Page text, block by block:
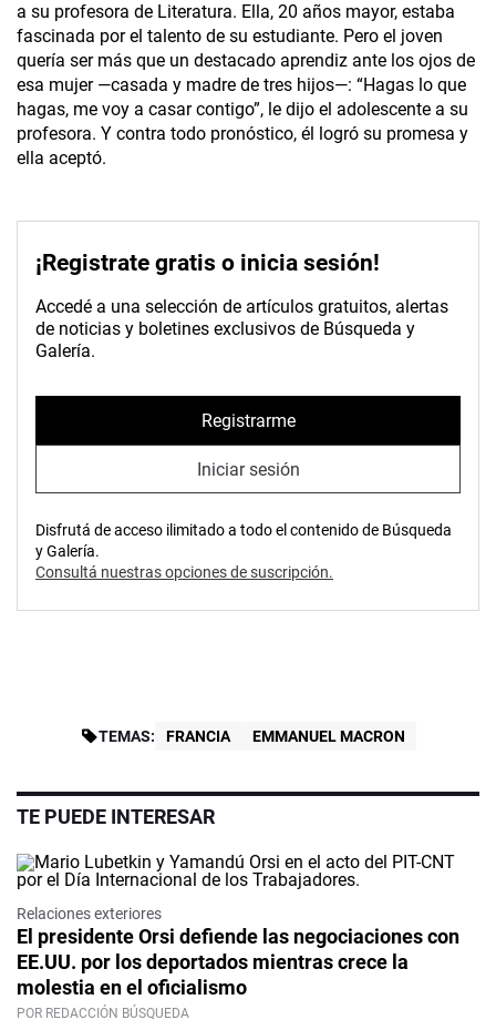
a su profesora de Literatura. Ella, 20 años mayor, estaba
fascinada por el talento de su estudiante. Pero el joven
quería ser más que un destacado aprendiz ante los ojos de
esa mujer —casada y madre de tres hijos—: “Hagas lo que
hagas, me voy a casar contigo”, le dijo el adolescente a su
profesora. Y contra todo pronóstico, él logró su promesa y
ella aceptó.
¡Registrate gratis o inicia sesión!
Accedé a una selección de artículos gratuitos, alertas
de noticias y boletines exclusivos de Búsqueda y
Galería.
Registrarme
Iniciar sesión
Disfrutá de acceso ilimitado a todo el contenido de Búsqueda
y Galería.
Consultá nuestras opciones de suscripción.
TEMAS: FRANCIA EMMANUEL MACRON
TE PUEDE INTERESAR
Relaciones exteriores
El presidente Orsi defiende las negociaciones con
EE.UU. por los deportados mientras crece la
molestia en el oficialismo
POR REDACCIÓN BÚSQUEDA